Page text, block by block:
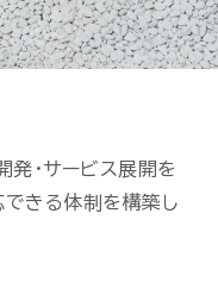
・サービス展開を
きる体制を構築し